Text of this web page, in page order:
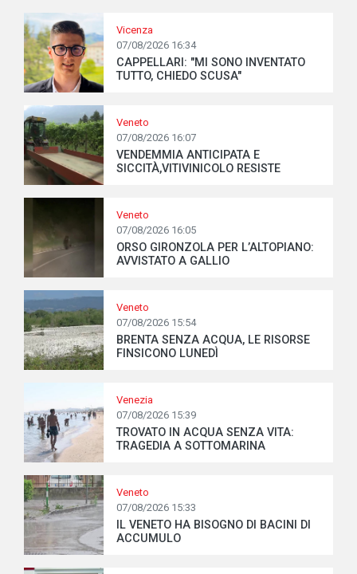
Vicenza
07/08/2026 16:34
CAPPELLARI: "MI SONO INVENTATO
TUTTO, CHIEDO SCUSA"
Veneto
07/08/2026 16:07
VENDEMMIA ANTICIPATA E
SICCITÀ,VITIVINICOLO RESISTE
Veneto
07/08/2026 16:05
ORSO GIRONZOLA PER L’ALTOPIANO:
AVVISTATO A GALLIO
Veneto
07/08/2026 15:54
BRENTA SENZA ACQUA, LE RISORSE
FINSICONO LUNEDÌ
Venezia
07/08/2026 15:39
TROVATO IN ACQUA SENZA VITA:
TRAGEDIA A SOTTOMARINA
Veneto
07/08/2026 15:33
IL VENETO HA BISOGNO DI BACINI DI
ACCUMULO